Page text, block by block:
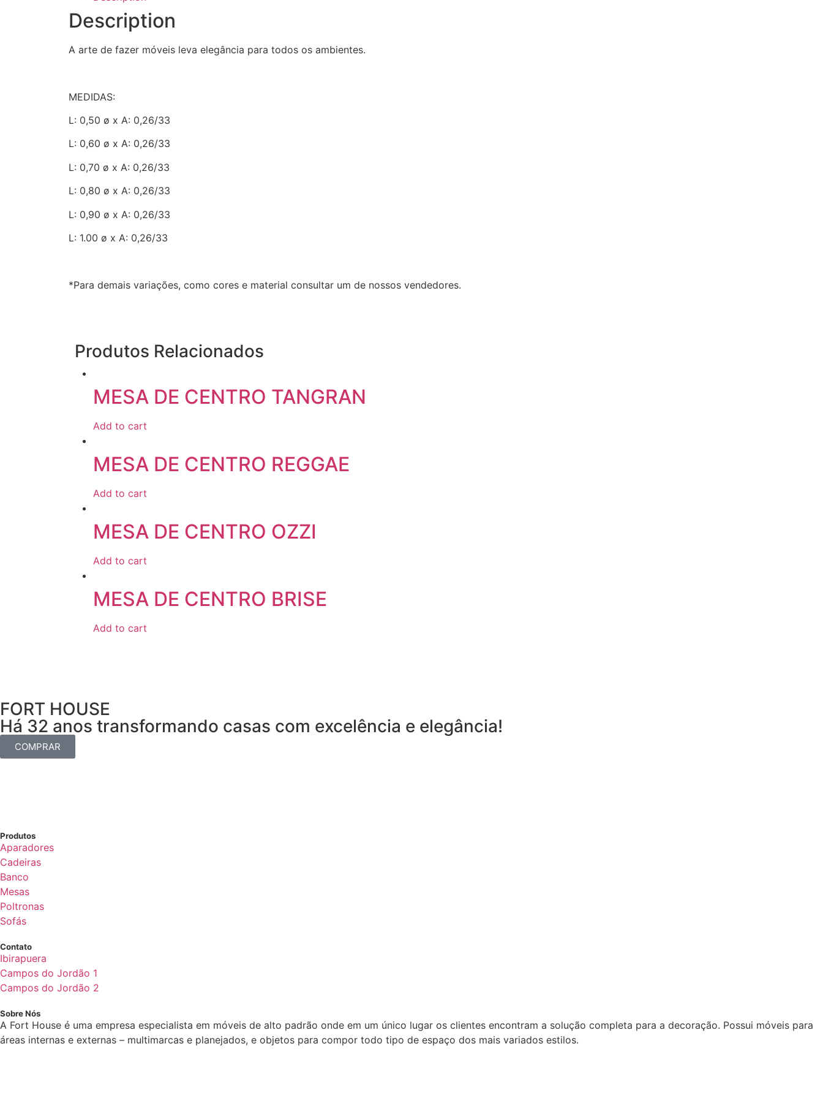
Description
A arte de fazer móveis leva elegância para todos os ambientes.
MEDIDAS:
L: 0,50 ø x A: 0,26/33
L: 0,60 ø x A: 0,26/33
L: 0,70 ø x A: 0,26/33
L: 0,80 ø x A: 0,26/33
L: 0,90 ø x A: 0,26/33
L: 1.00 ø x A: 0,26/33
*Para demais variações, como cores e material consultar um de nossos vendedores.
Produtos Relacionados
MESA DE CENTRO TANGRAN
Add to cart
MESA DE CENTRO REGGAE
Add to cart
MESA DE CENTRO OZZI
Add to cart
MESA DE CENTRO BRISE
Add to cart
FORT HOUSE
Há 32 anos transformando casas com excelência e elegância!
COMPRAR
Produtos
Aparadores
Cadeiras
Banco
Mesas
Poltronas
Sofás
Contato
Ibirapuera
Campos do Jordão 1
Campos do Jordão 2
Sobre Nós
A Fort House é uma empresa especialista em móveis de alto padrão onde em um único lugar os clientes encontram a solução completa para a decoração. Possui móveis para
áreas internas e externas – multimarcas e planejados, e objetos para compor todo tipo de espaço dos mais variados estilos.